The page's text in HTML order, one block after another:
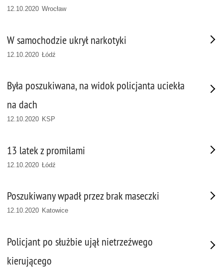
12.10.2020 Wrocław
W samochodzie ukrył narkotyki
12.10.2020 Łódź
Była poszukiwana, na widok policjanta uciekła
na dach
12.10.2020 KSP
13 latek z promilami
12.10.2020 Łódź
Poszukiwany wpadł przez brak maseczki
12.10.2020 Katowice
Policjant po służbie ujął nietrzeźwego
kierującego